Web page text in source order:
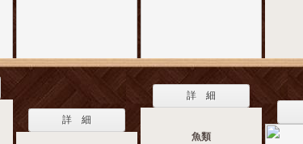
詳 細
詳 細
魚類